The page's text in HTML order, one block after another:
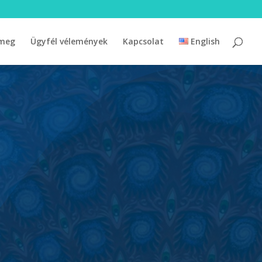
Ügyfél vélemények Kapcsolat English